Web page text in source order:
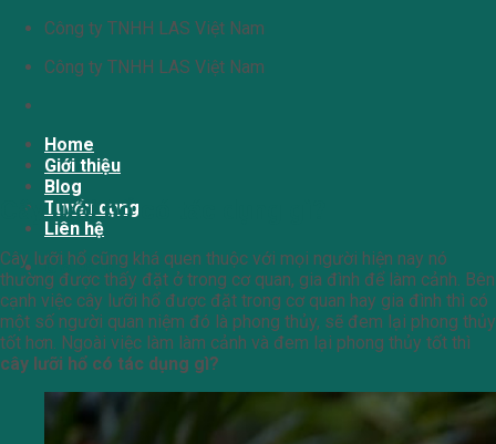
ChuyểnCông ty TNHH LAS Việt Nam
Công ty TNHH LAS Việt Nam
Home
Giới thiệu
Blog
Tuyển dụng
Liên hệ
Giỏ hàng
Cây lưỡi hổ có tác dụng gì?
Cây lưỡi hổ cũng khá quen thuộc với mọi người hiện nay nó
thường được thấy đặt ở trong cơ quan, gia đình để làm cảnh. Bên
cạnh việc cây lưỡi hổ được đặt trong cơ quan hay gia đình thì có
một số người quan niệm đó là phong thủy, sẽ đem lại phong thủy
tốt hơn. Ngoài việc làm làm cảnh và đem lại phong thủy tốt thì
cây lưỡi hổ có tác dụng gì?